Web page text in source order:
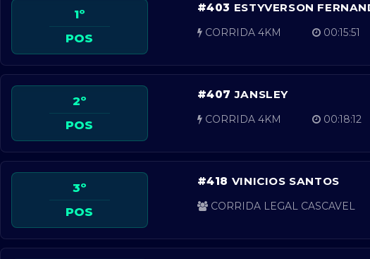
1º
POS
#403 ESTYVERSON
CORRIDA 4KM 00:15:51
2º
POS
#407JANSLEY
CORRIDA 4KM 00:18:12
3º
POS
#418 VINICIOS SANTOS
CORRIDA LEGAL CASCAVEL